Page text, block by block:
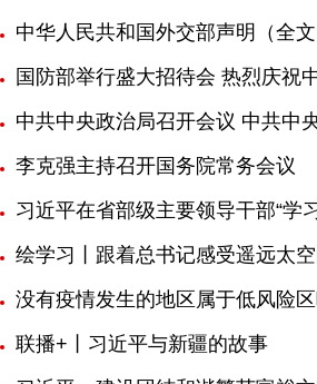
中华人民共和国外交部声明（全文
国防部举行盛大招待会 热烈庆祝
中共中央政治局召开会议 中共中
李克强主持召开国务院常务会议
习近平在省部级主要领导干部“学
绘学习丨跟着总书记感受遥远太
没有疫情发生的地区属于低风险
联播+丨习近平与新疆的故事